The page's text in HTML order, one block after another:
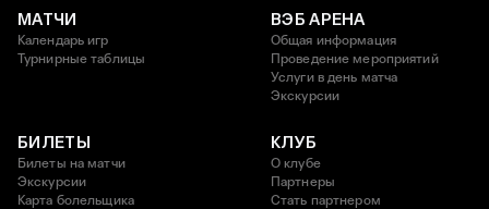
МАТЧИ
Календарь игр
Турнирные таблицы
ВЭБ АРЕНА
Общая информация
Проведение мероприятий
Услуги в день матча
Экскурсии
БИЛЕТЫ
Билеты на матчи
Экскурсии
Карта болельщика
КЛУБ
О клубе
Партнеры
Стать партнером